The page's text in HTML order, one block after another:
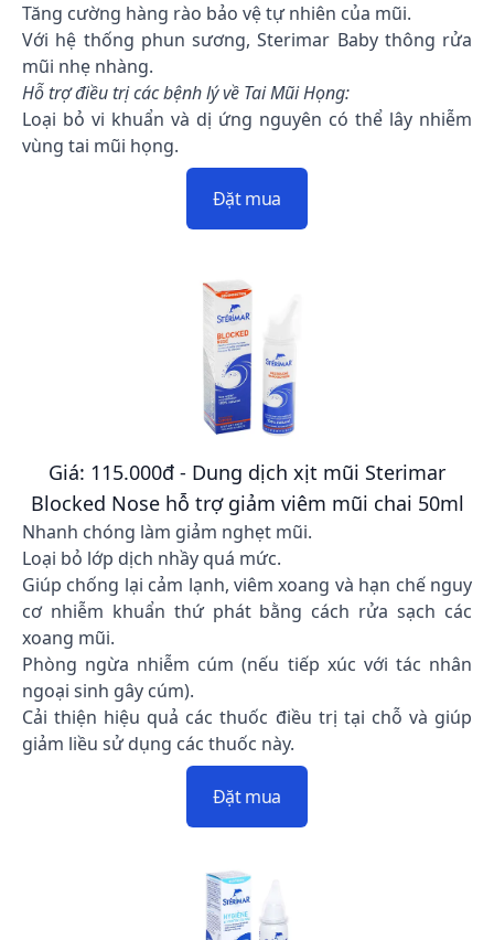
Tăng cường hàng rào bảo vệ tự nhiên của mũi.
Với hệ thống phun sương, Sterimar Baby thông rửa
mũi nhẹ nhàng.
Hỗ trợ điều trị các bệnh lý về Tai Mũi Họng:
Loại bỏ vi khuẩn và dị ứng nguyên có thể lây nhiễm
vùng tai mũi họng.
Đặt mua
Giá: 115.000đ - Dung dịch xịt mũi Sterimar
Blocked Nose hỗ trợ giảm viêm mũi chai 50ml
Nhanh chóng làm giảm nghẹt mũi.
Loại bỏ lớp dịch nhầy quá mức.
Giúp chống lại cảm lạnh, viêm xoang và hạn chế nguy
cơ nhiễm khuẩn thứ phát bằng cách rửa sạch các
xoang mũi.
Phòng ngừa nhiễm cúm (nếu tiếp xúc với tác nhân
ngoại sinh gây cúm).
Cải thiện hiệu quả các thuốc điều trị tại chỗ và giúp
giảm liều sử dụng các thuốc này.
Đặt mua